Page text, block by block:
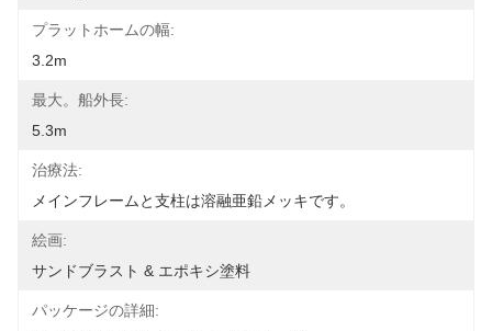
プラットホームの幅:
3.2m
最大。船外長:
5.3m
治療法:
メインフレームと支柱は溶融亜鉛メッキです。
絵画:
サンドブラスト & エポキシ塗料
パッケージの詳細: